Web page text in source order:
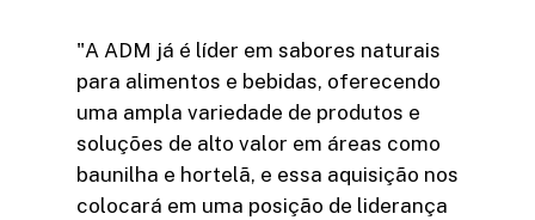
"A ADM já é líder em sabores naturais
para alimentos e bebidas, oferecendo
uma ampla variedade de produtos e
soluções de alto valor em áreas como
baunilha e hortelã, e essa aquisição nos
colocará em uma posição de liderança